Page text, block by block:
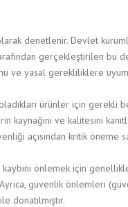
denetlenir. Devlet
gerçekleştirilen bu
ve yasal gerekliliklere
ürünler için gerekli
kaynağını ve kalitesini
açısından kritik öneme
kaybını önlemek için
güvenlik önlemleri
donatılmıştır.